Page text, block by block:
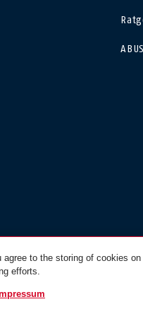
agree to the storing of cookies
efforts.